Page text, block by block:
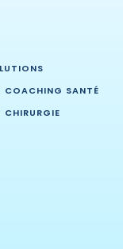
COACHING SANTÉ
CHIRURGIE